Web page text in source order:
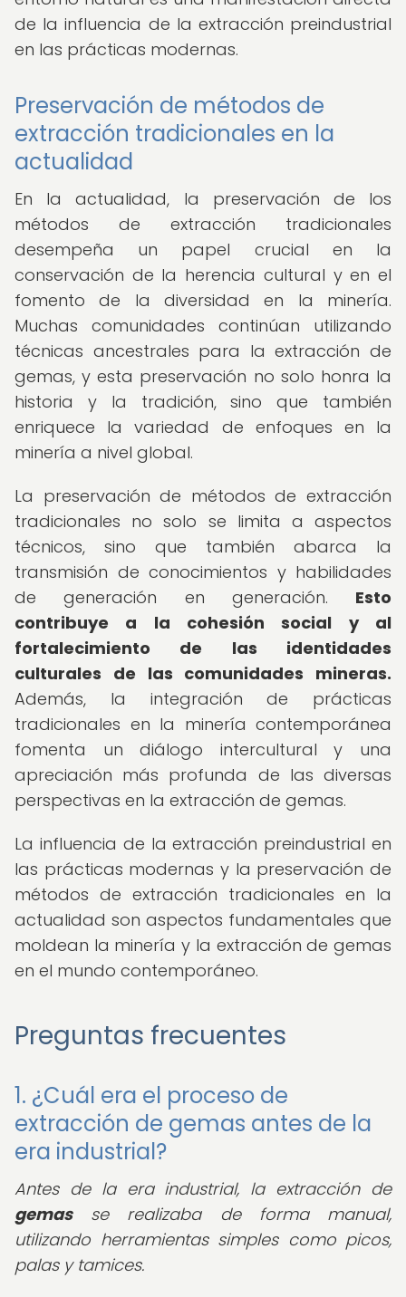
de la influencia de la extracción preindustrial
en las prácticas modernas.
Preservación de métodos de
extracción tradicionales en la
actualidad
En la actualidad, la preservación de los
métodos de extracción tradicionales
desempeña un papel crucial en la
conservación de la herencia cultural y en el
fomento de la diversidad en la minería.
Muchas comunidades continúan utilizando
técnicas ancestrales para la extracción de
gemas, y esta preservación no solo honra la
historia y la tradición, sino que también
enriquece la variedad de enfoques en la
minería a nivel global.
La preservación de métodos de extracción
tradicionales no solo se limita a aspectos
técnicos, sino que también abarca la
transmisión de conocimientos y habilidades
de generación en generación. Esto
contribuye a la cohesión social y al
fortalecimiento de las identidades
culturales de las comunidades mineras.
Además, la integración de prácticas
tradicionales en la minería contemporánea
fomenta un diálogo intercultural y una
apreciación más profunda de las diversas
perspectivas en la extracción de gemas.
La influencia de la extracción preindustrial en
las prácticas modernas y la preservación de
métodos de extracción tradicionales en la
actualidad son aspectos fundamentales que
moldean la minería y la extracción de gemas
en el mundo contemporáneo.
Preguntas frecuentes
1. ¿Cuál era el proceso de
extracción de gemas antes de la
era industrial?
Antes de la era industrial, la extracción de
gemasse realizaba de forma manual,
utilizando herramientas simples como picos,
palas y tamices.